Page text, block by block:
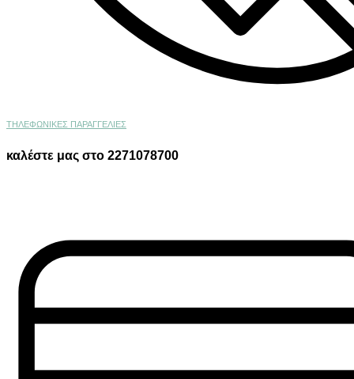
ΤΗΛΕΦΩΝΙΚΕΣ ΠΑΡΑΓΓΕΛΙΕΣ
καλέστε μας στο 2271078700